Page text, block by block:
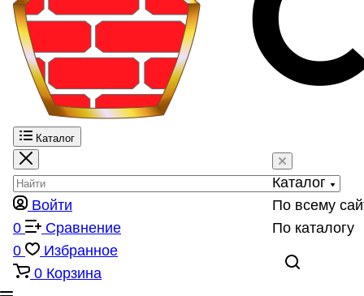
Каталог
Каталог
По всему
По каталогу
Войти
0
Сравнение
0
Избранное
0 Корзина